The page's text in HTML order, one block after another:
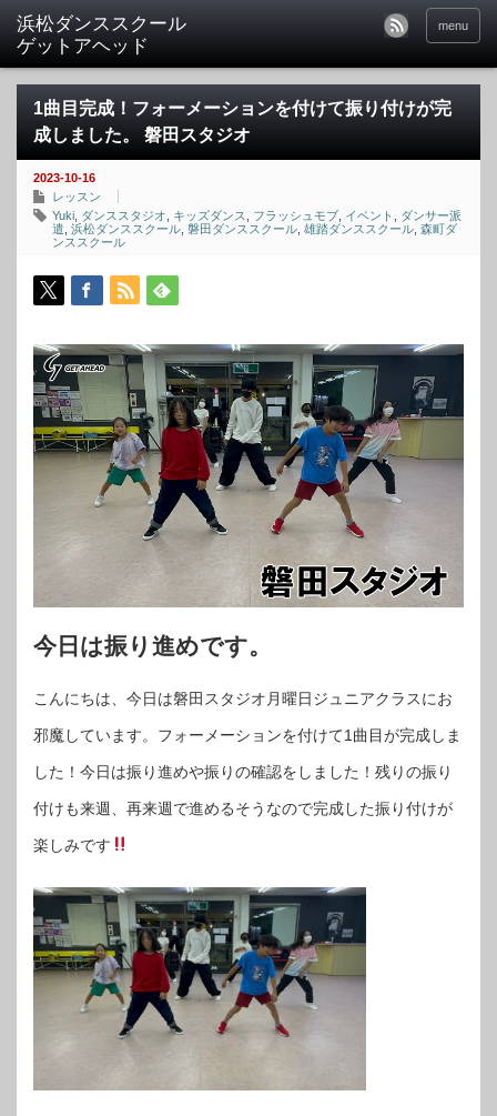
menu
1曲目完成！フォーメーションを付けて振り付けが完
成しました。 磐田スタジオ
2023-10-16
レッスン
Yuki ダンススタジオ キッズダンス フラッシュモブ イベント
ダンサー派
遣 浜松ダンススクール 磐田ダンススクール 雄踏ダンススクール 森町ダ
ンススクール
今日は振り進めです。
こんにちは、今日は磐田スタジオ月曜日ジュニアクラスにお
邪魔しています。フォーメーションを付けて1曲目が完成しま
した！今日は振り進めや振りの確認をしました！残りの振り
付けも来週、再来週で進めるそうなので完成した振り付けが
楽しみです